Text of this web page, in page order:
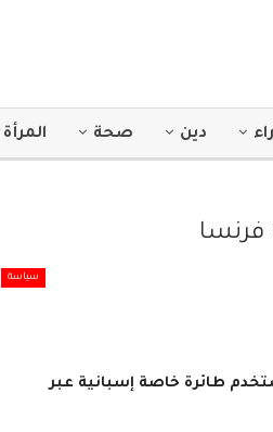
دين صحة المرأة
فرنسا
سياسة
طائرة خاصة إسبانية عبر